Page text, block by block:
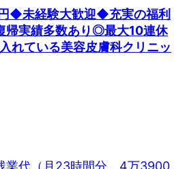
◆未経験大歓迎◆充実の福利
帰実績多数あり◎最大10連休
れている美容皮膚科クリニッ
業代（月23時間分、4万3900